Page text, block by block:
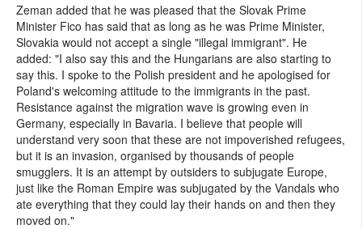
Zeman added that he was pleased that the Slovak Prime
Minister Fico has said that as long as he was Prime Minister,
Slovakia would not accept a single "illegal immigrant". He
added: "I also say this and the Hungarians are also starting to
say this. I spoke to the Polish president and he apologised for
Poland's welcoming attitude to the immigrants in the past.
Resistance against the migration wave is growing even in
Germany, especially in Bavaria. I believe that people will
understand very soon that these are not impoverished refugees,
but it is an invasion, organised by thousands of people
smugglers. It is an attempt by outsiders to subjugate Europe,
just like the Roman Empire was subjugated by the Vandals who
ate everything that they could lay their hands on and then they
moved on."